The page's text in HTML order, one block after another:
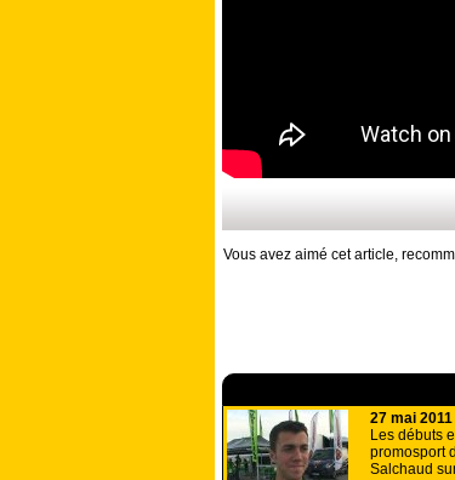
Vous avez aimé cet article,
27 mai 2011
Les débuts
promosport
Salchaud